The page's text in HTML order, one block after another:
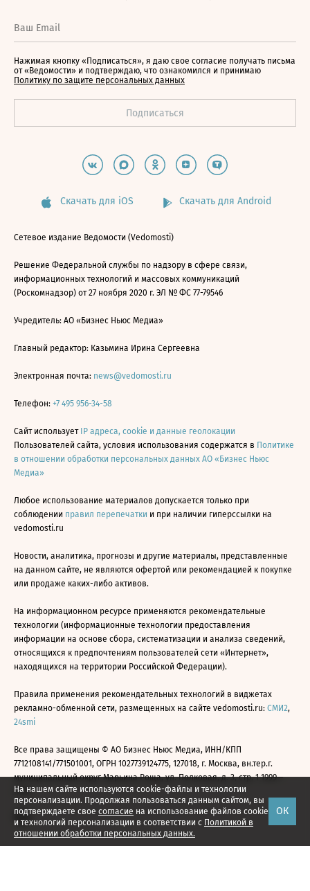
На нашем сайте используются cookie-файлы и технологии
персонализации. Продолжая пользоваться данным сайтом, вы
подтверждаете свое согласие на использование файлов cookie
и технологий персонализации в соответствии с Политикой в
отношении обработки персональных данных.
ОК
Нажимая кнопку «Подписаться», я даю свое согласие получать письма
от «Ведомости» и подтверждаю, что ознакомился и принимаю
Политику по защите персональных данных
Скачать для iOS Скачать для Android
Сетевое издание Ведомости (Vedomosti)
Решение Федеральной службы по надзору в сфере связи,
информационных технологий и массовых коммуникаций
(Роскомнадзор) от 27 ноября 2020 г. ЭЛ № ФС 77-79546
Учредитель: АО «Бизнес Ньюс Медиа»
Главный редактор: Казьмина Ирина Сергеевна
Электронная почта: news@vedomosti.ru
Телефон: +7 495 956-34-58
Сайт использует IP адреса, cookie и данные геолокации
Пользователей сайта, условия использования содержатся в Политике
в отношении обработки персональных данных АО «Бизнес Ньюс
Медиа»
Любое использование материалов допускается только при
соблюдении правил перепечатки и при наличии гиперссылки на
vedomosti.ru
Новости, аналитика, прогнозы и другие материалы, представленные
на данном сайте, не являются офертой или рекомендацией к покупке
или продаже каких-либо активов.
На информационном ресурсе применяются рекомендательные
технологии (информационные технологии предоставления
информации на основе сбора, систематизации и анализа сведений,
относящихся к предпочтениям пользователей сети «Интернет»,
находящихся на территории Российской Федерации).
Правила применения рекомендательных технологий в виджетах
рекламно-обменной сети, размещенных на сайте vedomosti.ru: СМИ2,
24smi
Все права защищены © АО Бизнес Ньюс Медиа, ИНН/КПП
7712108141/771501001, ОГРН 1027739124775, 127018, г. Москва, вн.тер.г.
муниципальный округ Марьина Роща, ул. Полковая, д. 3, стр. 1 1999—
2026